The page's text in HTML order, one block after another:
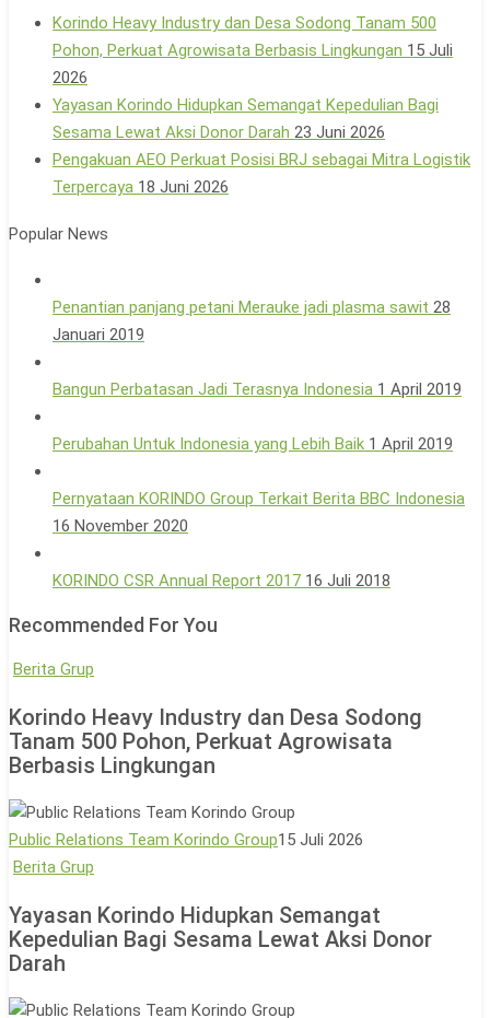
Korindo Heavy Industry dan Desa Sodong Tanam 500
Pohon, Perkuat Agrowisata Berbasis Lingkungan 15 Juli
2026
Yayasan Korindo Hidupkan Semangat Kepedulian Bagi
Sesama Lewat Aksi Donor Darah 23 Juni 2026
Pengakuan AEO Perkuat Posisi BRJ sebagai Mitra Logistik
Terpercaya 18 Juni 2026
Popular News
Penantian panjang petani Merauke jadi plasma sawit 28
Januari 2019
Bangun Perbatasan Jadi Terasnya Indonesia 1 April 2019
Perubahan Untuk Indonesia yang Lebih Baik 1 April 2019
Pernyataan KORINDO Group Terkait Berita BBC Indonesia
16 November 2020
KORINDO CSR Annual Report 2017 16 Juli 2018
Recommended For You
Berita Grup
Industry
dan
Desa
Sodong
Tanam
Perkuat
Agrowisata
Korindo Heavy Industry dan Desa Sodong
Tanam 500 Pohon, Perkuat Agrowisata
Berbasis Lingkungan
Public Relations Team Korindo Group15 Juli 2026
Berita Grup
Hidupkan
Semangat
Bagi
Yayasan Korindo Hidupkan Semangat
Kepedulian Bagi Sesama Lewat Aksi Donor
Darah